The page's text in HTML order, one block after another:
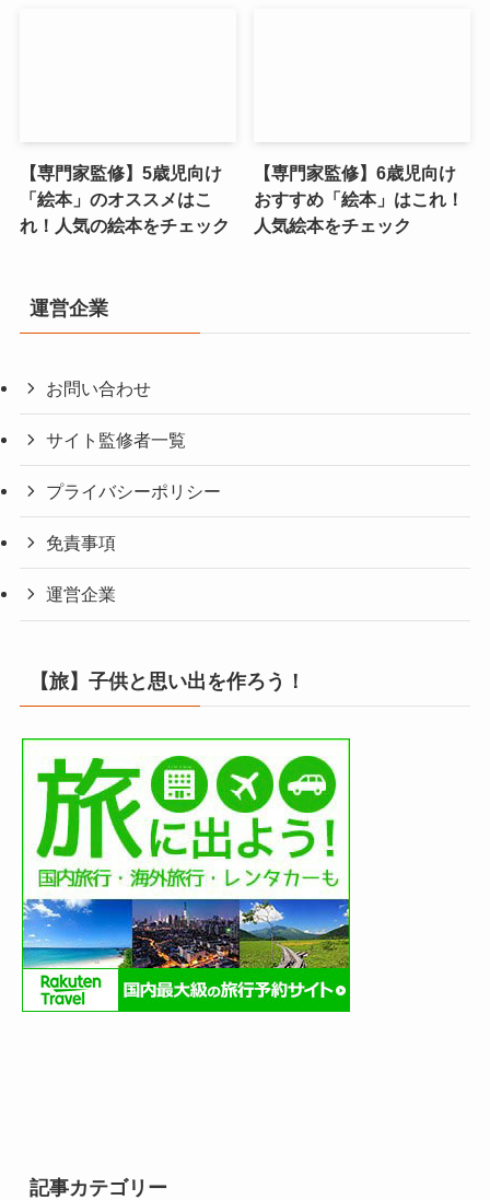
【専門家監修】5歳児向け
「絵本」のオススメはこ
れ！人気の絵本をチェック
【専門家監修】6歳児向け
おすすめ「絵本」はこれ！
人気絵本をチェック
運営企業
お問い合わせ
サイト監修者一覧
プライバシーポリシー
免責事項
運営企業
【旅】子供と思い出を作ろう！
記事カテゴリー